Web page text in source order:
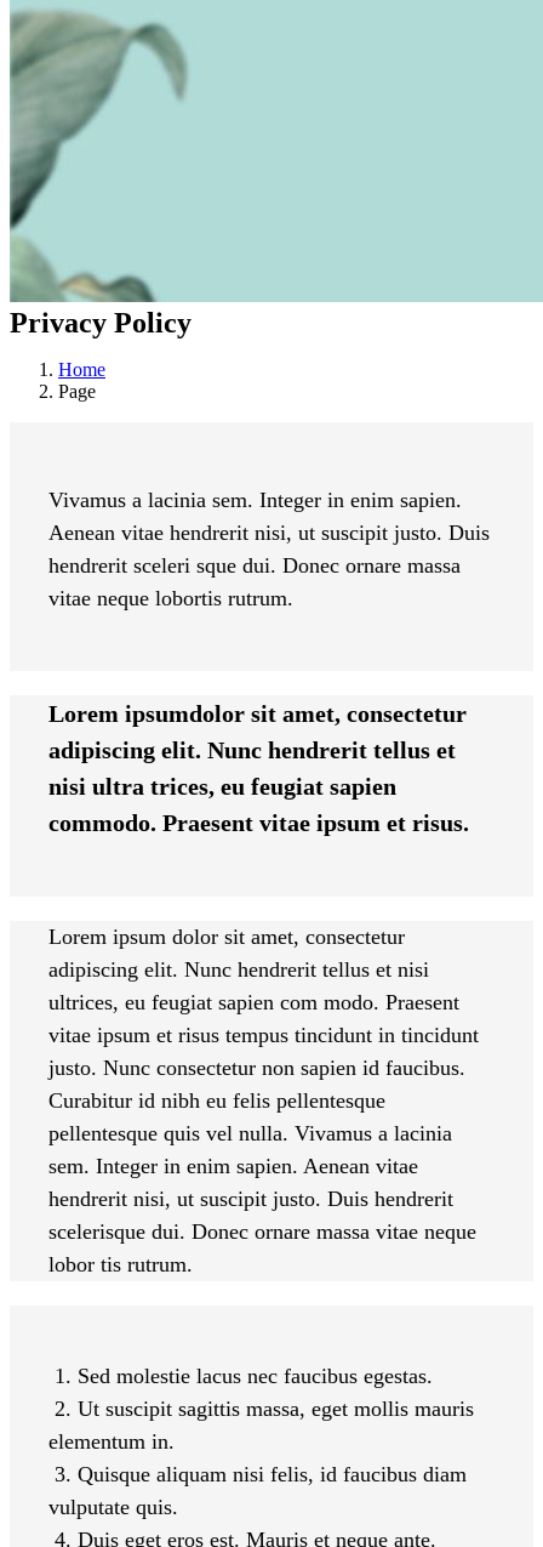
Privacy Policy
Home
Page
Vivamus a lacinia sem. Integer in enim sapien.
Aenean vitae hendrerit nisi, ut suscipit justo. Duis
hendrerit sceleri sque dui. Donec ornare massa
vitae neque lobortis rutrum.
Lorem ipsumdolor sit amet, consectetur
adipiscing elit. Nunc hendrerit tellus et
nisi ultra trices, eu feugiat sapien
commodo. Praesent vitae ipsum et risus.
Lorem ipsum dolor sit amet, consectetur
adipiscing elit. Nunc hendrerit tellus et nisi
ultrices, eu feugiat sapien com modo. Praesent
vitae ipsum et risus tempus tincidunt in tincidunt
justo. Nunc consectetur non sapien id faucibus.
Curabitur id nibh eu felis pellentesque
pellentesque quis vel nulla. Vivamus a lacinia
sem. Integer in enim sapien. Aenean vitae
hendrerit nisi, ut suscipit justo. Duis hendrerit
scelerisque dui. Donec ornare massa vitae neque
lobor tis rutrum.
1. Sed molestie lacus nec faucibus egestas.
2. Ut suscipit sagittis massa, eget mollis mauris
elementum in.
3. Quisque aliquam nisi felis, id faucibus diam
vulputate quis.
4. Duis eget eros est. Mauris et neque ante.